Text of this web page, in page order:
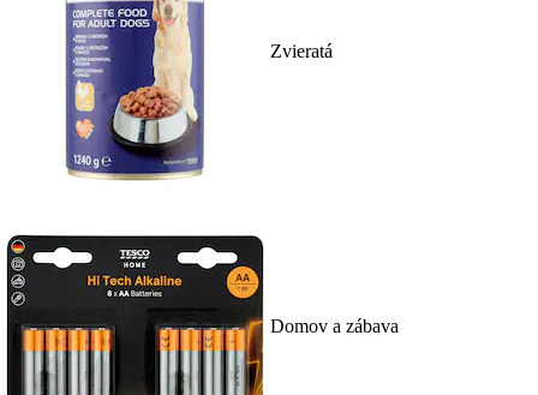
Zvieratá
Domov a zábava